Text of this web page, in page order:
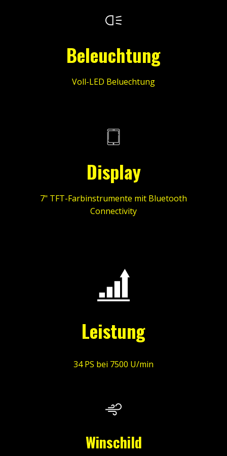
Beleuchtung
Voll-LED Beluechtung
Display
7" TFT-Farbinstrumente mit Bluetooth
Connectivity
Leistung
34 PS bei 7500 U/min
Winschild